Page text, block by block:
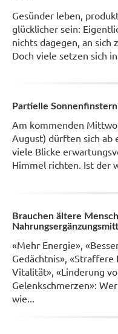
Gesünder leben,
glücklicher sein:
nichts dagegen, an sich
Doch viele setzen sich in...
Partielle
Am kommenden
August) dürften sich ab
viele Blicke
Himmel richten. Ist der
Brauchen ältere
«Mehr Energie»,
Gedächtnis», «Straffere
Vitalität», «Linderung
Gelenkschmerzen»:
wie...